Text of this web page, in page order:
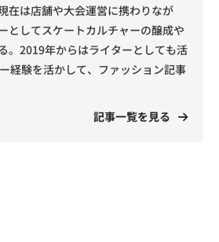
在は店舗や大会運営に携わりなが
としてスケートカルチャーの醸成や
。2019年からはライターとしても活
経験を活かして、ファッション記事
記事一覧を見る